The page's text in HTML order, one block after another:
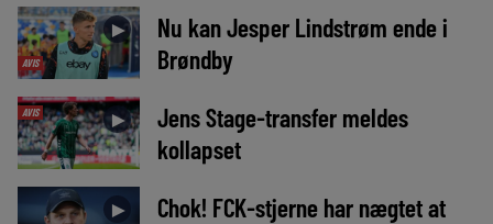
AVIS
►
Nu kan Jesper Lindstrøm ende i
Brøndby
AVIS ►
Jens Stage-transfer meldes
kollapset
►
Chok! FCK-stjerne har nægtet at